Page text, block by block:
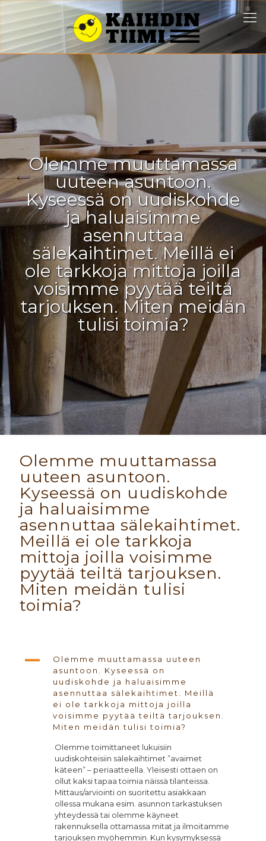
Olemme muuttamassa
uuteen asuntoon.
Kyseessä on uudiskohde
ja haluaisimme
asennuttaa
sälekaihtimet. Meillä ei
ole tarkkoja mittoja joilla
voisimme pyytää teiltä
tarjouksen. Miten meidän
tulisi toimia?
Olemme muuttamassa
uuteen asuntoon.
Kyseessä on uudiskohde
ja haluaisimme
asennuttaa sälekaihtimet.
Meillä ei ole tarkkoja
mittoja joilla voisimme
pyytää teiltä tarjouksen.
Miten meidän tulisi
toimia?
A
Olemme muuttamassa uuteen
asuntoon. Kyseessä on
uudiskohde ja haluaisimme
asennuttaa sälekaihtimet. Meillä
ei ole tarkkoja mittoja joilla
voisimme pyytää teiltä tarjouksen.
Miten meidän tulisi toimia?
Olemme toimittaneet lukuisiin
uudiskohteisiin sälekaihtimet ”avaimet
käteen” – periaatteella. Yleisesti ottaen on
ollut kaksi tapaa toimia näissä tilanteissa.
Mittaus/arviointi on suoritettu asiakkaan
ollessa mukana esim. asunnon tarkastuksen
yhteydessä tai olemme käyneet
rakennuksella ottamassa mitat ja ilmoitamme
tarjouksen myöhemmin. Kun kysymyksessä